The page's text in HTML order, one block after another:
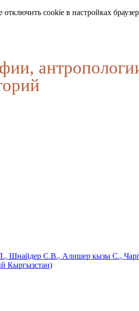
cookie в настройках
Шнайдер С.В., Алишер кызы С.,
Кыргызстан)